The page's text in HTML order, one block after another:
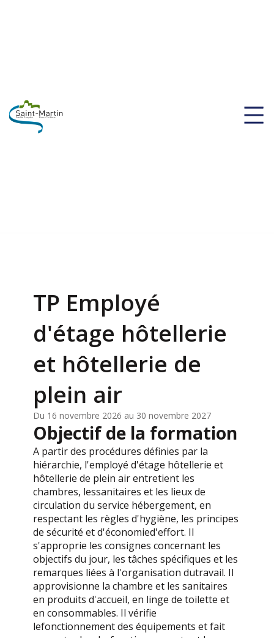
TP Employé
d'étage hôtellerie
et hôtellerie de
plein air
Du 16 novembre 2026 au 30 novembre 2027
Objectif de la formation
A partir des procédures définies par la
hiérarchie, l'employé d'étage hôtellerie et
hôtellerie de plein air entretient les
chambres, lessanitaires et les lieux de
circulation du service hébergement, en
respectant les règles d'hygiène, les principes
de sécurité et d'économied'effort. Il
s'approprie les consignes concernant les
objectifs du jour, les tâches spécifiques et les
remarques liées à l'organisation dutravail. Il
approvisionne la chambre et les sanitaires
en produits d'accueil, en linge de toilette et
en consommables. Il vérifie
lefonctionnement des équipements et fait